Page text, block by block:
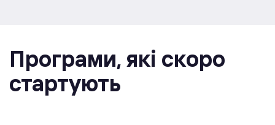
Програми, якi скоро
стартують